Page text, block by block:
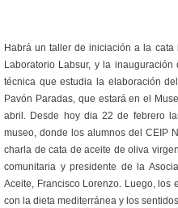
Habrá un taller de iniciación a la cata
Laboratorio Labsur, y la
técnica que estudia la elaboración
Pavón Paradas, que estará en el
abril. Desde hoy dia 22 de febrero
museo, donde los alumnos del CEIP
charla de cata de aceite de oliva
comunitaria y presidente de la
Aceite, Francisco Lorenzo. Luego, los
con la dieta mediterránea y los